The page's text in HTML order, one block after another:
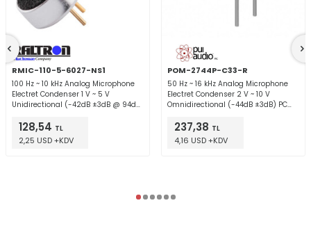
RMIC-110-5-6027-NS1
100 Hz ~ 10 kHz Analog Microphone
Electret Condenser 1 V ~ 5 V
Unidirectional (-42dB ±3dB @ 94dB
128,54 TL
2,25 USD +KDV
POM-2744P-C33-R
50 Hz ~ 16 kHz Analog Microphone
Electret Condenser 2 V ~ 10 V
Omnidirectional (-44dB ±3dB) PC
237,38 TL
4,16 USD +KDV